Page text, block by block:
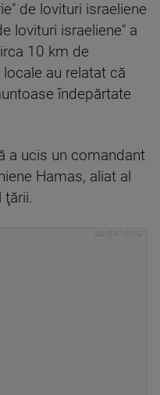
de lovituri israeliene
lovituri israeliene" a
10 km de
au relatat că
îndepărtate
a ucis un comandant
Hamas, aliat al
ţării.